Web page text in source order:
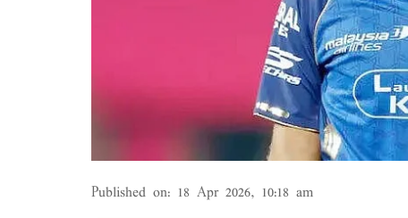
Published on: 18 Apr 2026, 10:18 am